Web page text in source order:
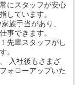
にスタッフが安心
しています。
族手当があり、
事できます。
先輩スタッフがし
。
入社後もさまざ
ォローアップいた